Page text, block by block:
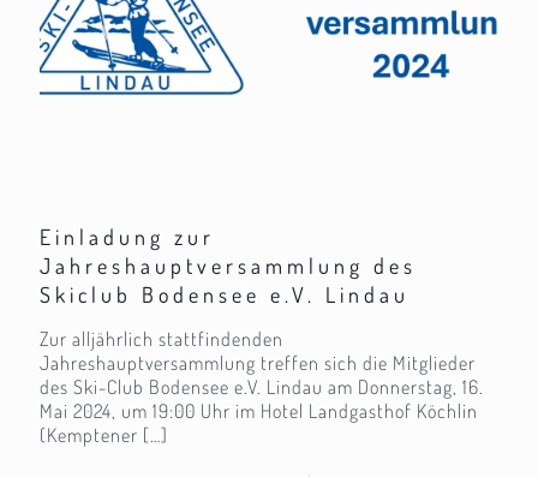
Einladung zur
Jahreshauptversammlung des
Skiclub Bodensee e.V. Lindau
Zur alljährlich stattfindenden
Jahreshauptversammlung treffen sich die Mitglieder
des Ski-Club Bodensee e.V. Lindau am Donnerstag, 16.
Mai 2024, um 19:00 Uhr im Hotel Landgasthof Köchlin
(Kemptener […]